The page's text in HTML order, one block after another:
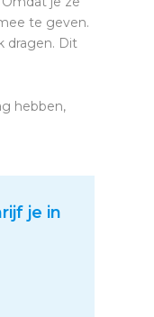
te geven.
dragen. Dit
hebben,
je in